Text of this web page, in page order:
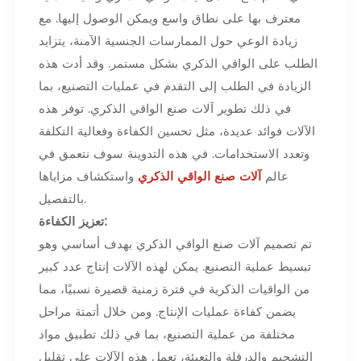
معترف بها على نطاق واسع ويمكن الوصول إليها. مع
زيادة الوعي حول الممارسات الجنسية الآمنة، يتزايد
الطلب على الواقي الذكري بشكل مستمر. وقد أدت هذه
الزيادة في الطلب إلى التقدم في عمليات التصنيع، بما
في ذلك تطوير آلات صنع الواقي الذكري. توفر هذه
الآلات فوائد عديدة، مثل تحسين الكفاءة وفعالية التكلفة
وتعدد الاستخدامات. في هذه التدوينة سوف نتعمق في
عالمآلات صنع الواقي الذكري واستكشاف مزاياها
بالتفصيل.
تعزيز الكفاءة:
تم تصميم آلات صنع الواقي الذكري بهدف أساسي وهو
تبسيط عملية التصنيع. يمكن لهذه الآلات إنتاج عدد كبير
من الواقيات الذكرية في فترة زمنية قصيرة نسبيًا، مما
يضمن كفاءة عمليات الإنتاج. ومن خلال أتمتة مراحل
مختلفة من عملية التصنيع، بما في ذلك تطبيق مواد